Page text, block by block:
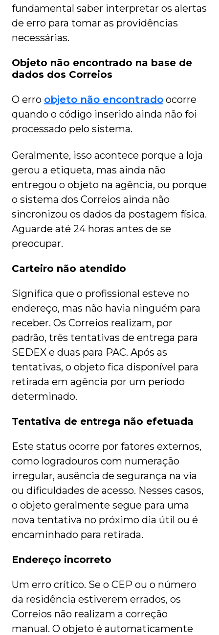
fundamental saber interpretar os alertas
de erro para tomar as providências
necessárias.
Objeto não encontrado na base de
dados dos Correios
O erro objeto não encontrado ocorre
quando o código inserido ainda não foi
processado pelo sistema.
Geralmente, isso acontece porque a loja
gerou a etiqueta, mas ainda não
entregou o objeto na agência, ou porque
o sistema dos Correios ainda não
sincronizou os dados da postagem física.
Aguarde até 24 horas antes de se
preocupar.
Carteiro não atendido
Significa que o profissional esteve no
endereço, mas não havia ninguém para
receber. Os Correios realizam, por
padrão, três tentativas de entrega para
SEDEX e duas para PAC. Após as
tentativas, o objeto fica disponível para
retirada em agência por um período
determinado.
Tentativa de entrega não efetuada
Este status ocorre por fatores externos,
como logradouros com numeração
irregular, ausência de segurança na via
ou dificuldades de acesso. Nesses casos,
o objeto geralmente segue para uma
nova tentativa no próximo dia útil ou é
encaminhado para retirada.
Endereço incorreto
Um erro crítico. Se o CEP ou o número
da residência estiverem errados, os
Correios não realizam a correção
manual. O objeto é automaticamente